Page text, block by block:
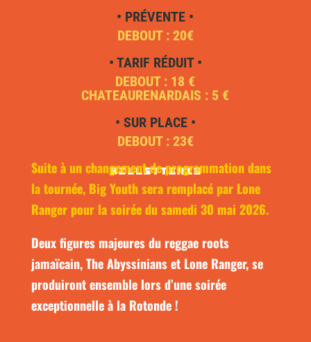
• PRÉVENTE •
DEBOUT : 20€
• TARIF RÉDUIT •
DEBOUT : 18 €
CHATEAURENARDAIS : 5 €
• SUR PLACE •
DEBOUT : 23€
Billetterie
Suite à un changement de programmation dans
la tournée, Big Youthsera remplacé par Lone
Rangerpour la soirée du samedi 30 mai 2026.
Deux figures majeures du reggae roots
jamaïcain, The Abyssinians et Lone Ranger, se
produiront ensemble lors d’une soirée
exceptionnelle à la Rotonde !